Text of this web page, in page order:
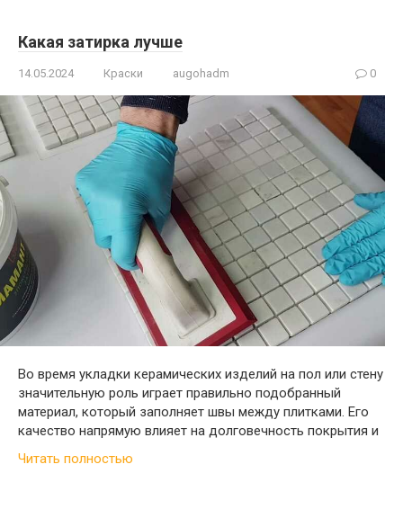
Какая затирка лучше
14.05.2024 Краски augohadm 0
Во время укладки керамических изделий на пол или стену
значительную роль играет правильно подобранный
материал, который заполняет швы между плитками. Его
качество напрямую влияет на долговечность покрытия и
Читать полностью